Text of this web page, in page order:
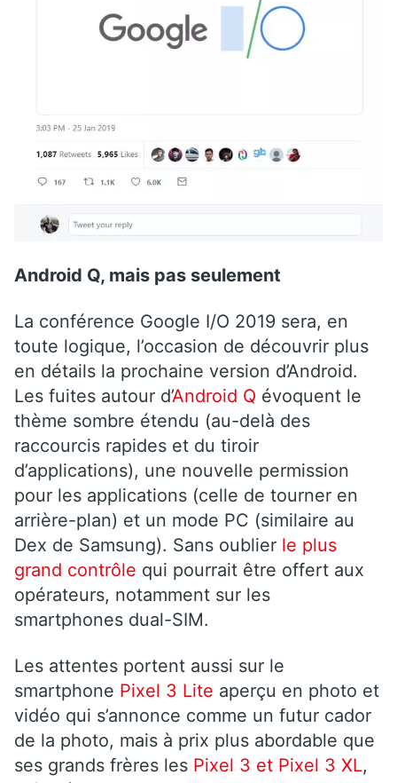
Android Q, mais pas seulement
La conférence Google I/O 2019 sera, en
toute logique, l’occasion de découvrir plus
en détails la prochaine version d’Android.
Les fuites autour d’Android Q évoquent le
thème sombre étendu (au-delà des
raccourcis rapides et du tiroir
d’applications), une nouvelle permission
pour les applications (celle de tourner en
arrière-plan) et un mode PC (similaire au
Dex de Samsung). Sans oublier le plus
grand contrôle qui pourrait être offert aux
opérateurs, notamment sur les
smartphones dual-SIM.
Les attentes portent aussi sur le
smartphone Pixel 3 Lite aperçu en photo et
vidéo qui s’annonce comme un futur cador
de la photo, mais à prix plus abordable que
ses grands frères les Pixel 3 et Pixel 3 XL,